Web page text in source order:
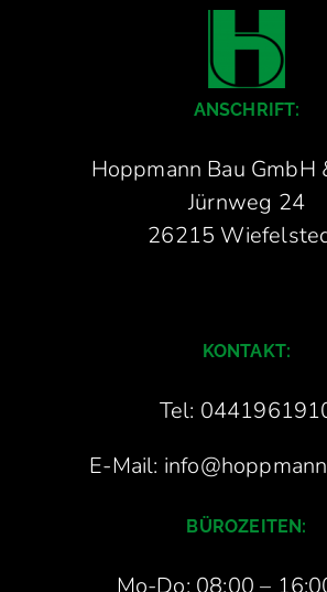
ANSCHRIFT:
Hoppmann Bau GmbH
Jürnweg 24
26215
KONTAKT:
Tel:
E-Mail:
BÜROZEITEN:
Mo-Do: 08:00 –